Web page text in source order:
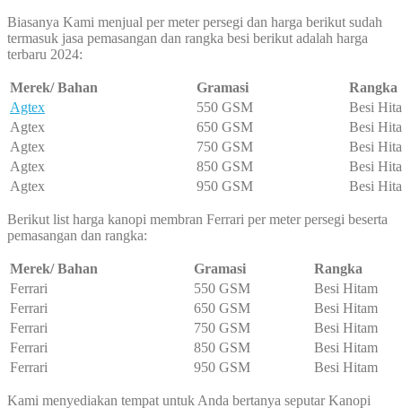
Biasanya Kami menjual per meter persegi dan harga berikut sudah
termasuk jasa pemasangan dan rangka besi berikut adalah harga
terbaru 2024:
Merek/ Bahan Gramasi
Rangka
Agtex
550 GSM
Besi
Agtex
650 GSM
Besi
Agtex
750 GSM
Besi
Agtex
850 GSM
Besi
Agtex
950 GSM Besi
Berikut list harga kanopi membran Ferrari per meter persegi beserta
pemasangan dan rangka:
Merek/ Bahan Gramasi
Rangka
Ferrari
550 GSM
Besi Hitam
Ferrari
650 GSM
Besi Hitam
Ferrari
750 GSM
Besi Hitam
Ferrari
850 GSM
Besi Hitam
Ferrari
950 GSM Besi Hitam
Kami menyediakan tempat untuk Anda bertanya seputar Kanopi